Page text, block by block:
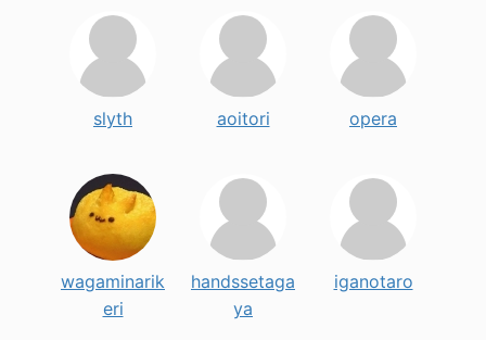
slyth aoitori opera
wagaminarik
eri
handssetaga
ya
iganotaro